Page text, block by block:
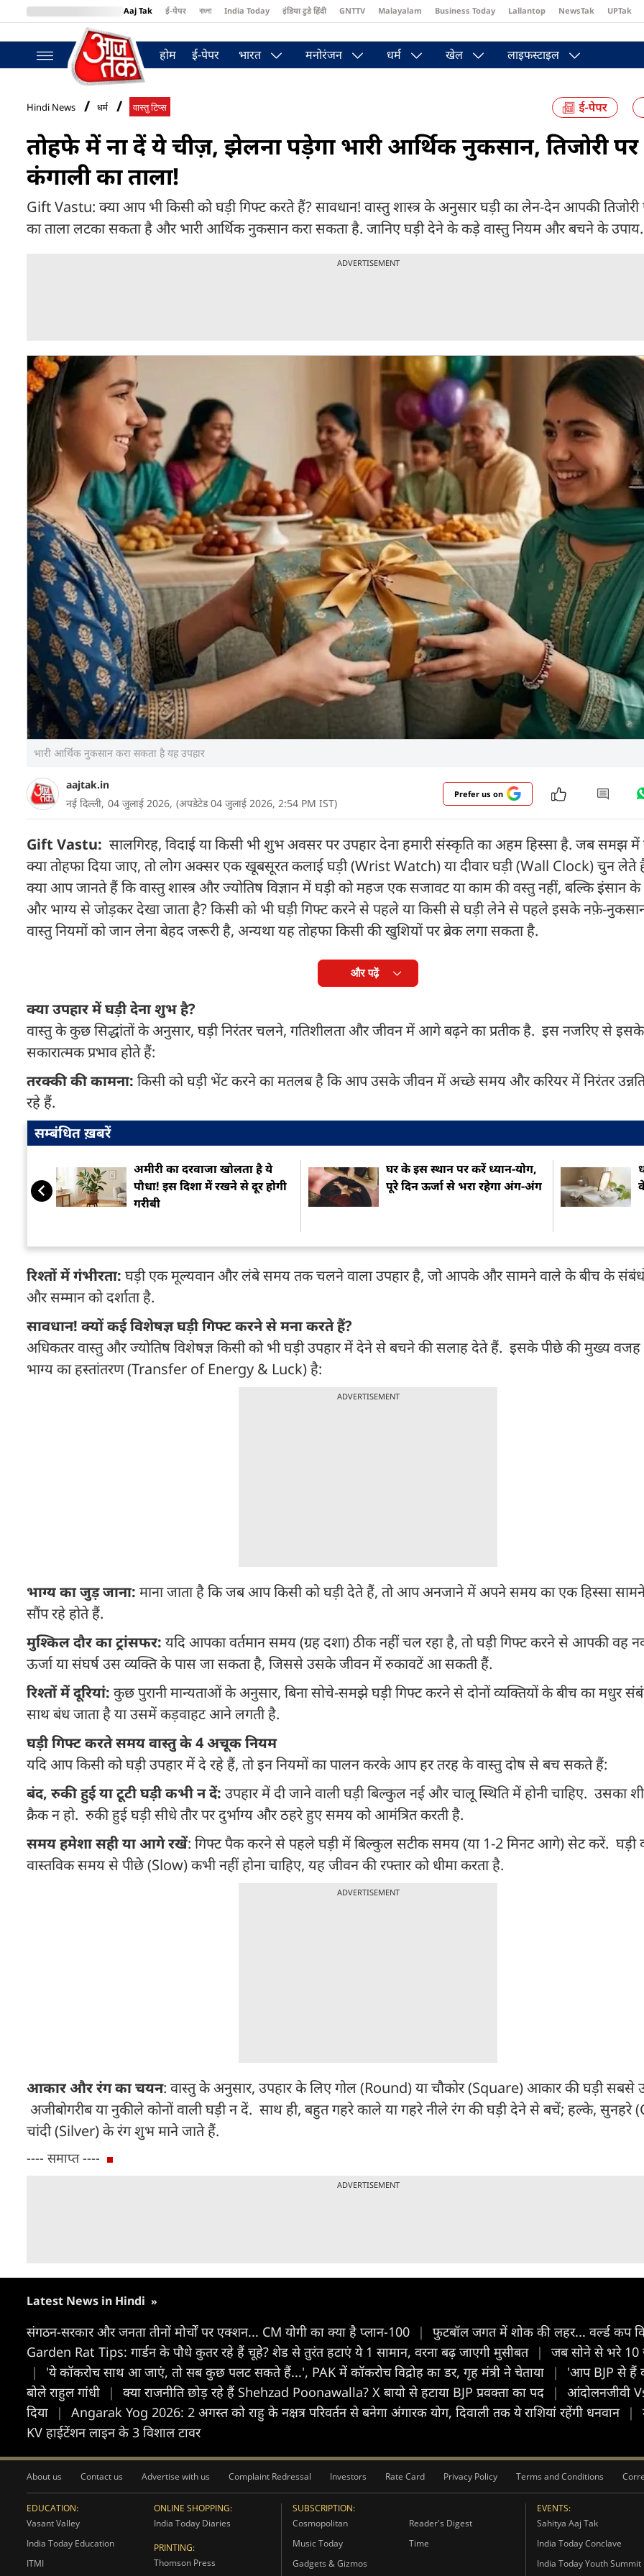
Aaj Tak ई-पेपर বাংলা India Today इंडिया टुडे हिंदी GNTTV Malayalam Business Today Lallantop NewsTak UPTak
BT Bazaar
होम ई-पेपर भारत मनोरंजन धर्म खेल लाइफस्टाइल
Hindi News धर्म वास्तु टिप्स
तोहफे में ना दें ये चीज़, झेलना पड़ेगा भारी आर्थिक नुकसान, तिजोरी
कंगाली का ताला!
Gift Vastu: क्या आप भी किसी को घड़ी गिफ्ट करते हैं? सावधान! वास्तु शास्त्र के अनुसार घड़ी का लेन-देन आपकी तिजोरी
का ताला लटका सकता है और भारी आर्थिक नुकसान करा सकता है. जानिए घड़ी देने के कड़े वास्तु नियम और बचने के उपाय.
ADVERTISEMENT
भारी आर्थिक नुकसान करा सकता है यह उपहार
aajtak.in
नई दिल्ली, 04 जुलाई 2026, (अपडेटेड 04 जुलाई 2026, 2:54 PM IST)
Prefer us on
Gift Vastu: सालगिरह, विदाई या किसी भी शुभ अवसर पर उपहार देना हमारी संस्कृति का अहम हिस्सा है. जब समझ
क्या तोहफा दिया जाए, तो लोग अक्सर एक खूबसूरत कलाई घड़ी (Wrist Watch) या दीवार घड़ी (Wall Clock) चुन
क्या आप जानते हैं कि वास्तु शास्त्र और ज्योतिष विज्ञान में घड़ी को महज एक सजावट या काम की वस्तु नहीं, बल्कि इंसान
और भाग्य से जोड़कर देखा जाता है? किसी को भी घड़ी गिफ्ट करने से पहले या किसी से घड़ी लेने से पहले इसके नफ़े-
वास्तु नियमों को जान लेना बेहद जरूरी है, अन्यथा यह तोहफा किसी की खुशियों पर ब्रेक लगा सकता है.
और पढ़ें
क्या उपहार में घड़ी देना शुभ है?
वास्तु के कुछ सिद्धांतों के अनुसार, घड़ी निरंतर चलने, गतिशीलता और जीवन में आगे बढ़ने का प्रतीक है. इस नजरिए से
सकारात्मक प्रभाव होते हैं:
तरक्की की कामना: किसी को घड़ी भेंट करने का मतलब है कि आप उसके जीवन में अच्छे समय और करियर में निरंतर
रहे हैं.
सम्बंधित ख़बरें
अमीरी का दरवाजा खोलता है ये
पौधा! इस दिशा में रखने से दूर होगी
गरीबी
घर के इस स्थान पर करें ध्यान-योग,
पूरे दिन ऊर्जा से भरा रहेगा अंग-अंग
रिश्तों में गंभीरता: घड़ी एक मूल्यवान और लंबे समय तक चलने वाला उपहार है, जो आपके और सामने वाले के बीच के
और सम्मान को दर्शाता है.
सावधान! क्यों कई विशेषज्ञ घड़ी गिफ्ट करने से मना करते हैं?
अधिकतर वास्तु और ज्योतिष विशेषज्ञ किसी को भी घड़ी उपहार में देने से बचने की सलाह देते हैं. इसके पीछे की मुख्य
भाग्य का हस्तांतरण (Transfer of Energy & Luck) है:
ADVERTISEMENT
भाग्य का जुड़ जाना: माना जाता है कि जब आप किसी को घड़ी देते हैं, तो आप अनजाने में अपने समय का एक हिस्सा
सौंप रहे होते हैं.
मुश्किल दौर का ट्रांसफर: यदि आपका वर्तमान समय (ग्रह दशा) ठीक नहीं चल रहा है, तो घड़ी गिफ्ट करने से आपकी वह
ऊर्जा या संघर्ष उस व्यक्ति के पास जा सकता है, जिससे उसके जीवन में रुकावटें आ सकती हैं.
रिश्तों में दूरियां: कुछ पुरानी मान्यताओं के अनुसार, बिना सोचे-समझे घड़ी गिफ्ट करने से दोनों व्यक्तियों के बीच का मधुर
साथ बंध जाता है या उसमें कड़वाहट आने लगती है.
घड़ी गिफ्ट करते समय वास्तु के 4 अचूक नियम
यदि आप किसी को घड़ी उपहार में दे रहे हैं, तो इन नियमों का पालन करके आप हर तरह के वास्तु दोष से बच सकते हैं:
बंद, रुकी हुई या टूटी घड़ी कभी न दें: उपहार में दी जाने वाली घड़ी बिल्कुल नई और चालू स्थिति में होनी चाहिए. उसका
क्रैक न हो. रुकी हुई घड़ी सीधे तौर पर दुर्भाग्य और ठहरे हुए समय को आमंत्रित करती है.
समय हमेशा सही या आगे रखें: गिफ्ट पैक करने से पहले घड़ी में बिल्कुल सटीक समय (या 1-2 मिनट आगे) सेट करें. घड़ी
वास्तविक समय से पीछे (Slow) कभी नहीं होना चाहिए, यह जीवन की रफ्तार को धीमा करता है.
ADVERTISEMENT
आकार और रंग का चयन: वास्तु के अनुसार, उपहार के लिए गोल (Round) या चौकोर (Square) आकार की घड़ी सबसे
अजीबोगरीब या नुकीले कोनों वाली घड़ी न दें. साथ ही, बहुत गहरे काले या गहरे नीले रंग की घड़ी देने से बचें; हल्के, सुनहरे
चांदी (Silver) के रंग शुभ माने जाते हैं.
---- समाप्त ----
ADVERTISEMENT
Latest News in Hindi »
संगठन-सरकार और जनता तीनों मोर्चों पर एक्शन... CM योगी का क्या है प्लान-100 | फुटबॉल जगत में शोक की लहर... वर्ल्ड कप
Garden Rat Tips: गार्डन के पौधे कुतर रहे हैं चूहे? शेड से तुरंत हटाएं ये 1 सामान, वरना बढ़ जाएगी मुसीबत |
जब सोने से भरे 10
|
'ये कॉकरोच साथ आ जाएं, तो सब कुछ पलट सकते हैं...', PAK में कॉकरोच विद्रोह का डर, गृह मंत्री ने चेताया |
'आप BJP से हैं
बोले राहुल गांधी
| क्या राजनीति छोड़ रहे हैं Shehzad Poonawalla? X बायो से हटाया BJP प्रवक्ता का पद |
आंदोलनजीवी
दिया
| Angarak Yog 2026: 2 अगस्त को राहु के नक्षत्र परिवर्तन से बनेगा अंगारक योग, दिवाली तक ये राशियां रहेंगी धनवान |
KV हाईटेंशन लाइन के 3 विशाल टावर
About us Contact us Advertise with us Complaint Redressal Investors Rate Card Privacy Policy Terms and Conditions
EDUCATION:
Vasant Valley
India Today Education
ITMI
ONLINE SHOPPING:
India Today Diaries
PRINTING:
Thomson Press
SUBSCRIPTION:
Cosmopolitan
Reader's Digest
Music Today
Time
Gadgets & Gizmos
EVENTS:
Sahitya Aaj Tak
India Today Conclave
India Today Youth Summit